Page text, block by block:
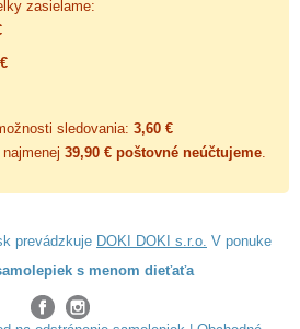
zasielame:
sledovania: 3,60 €
39,90 € poštovné neúčtujeme
prevádzkuje DOKI DOKI s.r.o. V ponuke
s menom dieťaťa